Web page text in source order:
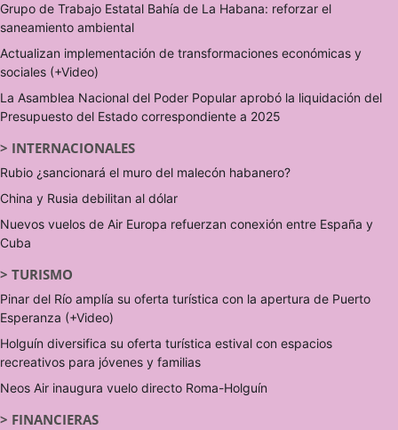
Grupo de Trabajo Estatal Bahía de La Habana: reforzar el
saneamiento ambiental
Actualizan implementación de transformaciones económicas y
sociales (+Video)
La Asamblea Nacional del Poder Popular aprobó la liquidación del
Presupuesto del Estado correspondiente a 2025
> INTERNACIONALES
Rubio ¿sancionará el muro del malecón habanero?
China y Rusia debilitan al dólar
Nuevos vuelos de Air Europa refuerzan conexión entre España y
Cuba
> TURISMO
Pinar del Río amplía su oferta turística con la apertura de Puerto
Esperanza (+Video)
Holguín diversifica su oferta turística estival con espacios
recreativos para jóvenes y familias
Neos Air inaugura vuelo directo Roma-Holguín
> FINANCIERAS